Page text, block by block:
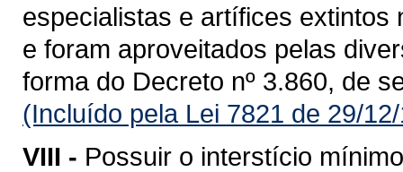
especialistas e artífices extintos
e foram aproveitados pelas
forma do Decreto nº 3.860, de
(Incluído pela Lei 7821 de 29/
VIII - Possuir o interstício